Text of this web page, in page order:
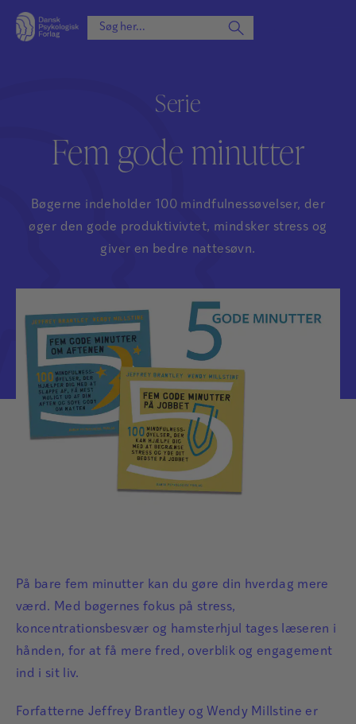
Serie
Fem gode minutter
Bøgerne indeholder 100 mindfulnessøvelser, der
øger den gode produktivivtet, mindsker stress og
giver en bedre nattesøvn.
På bare fem minutter kan du gøre din hverdag mere
værd. Med bøgernes fokus på stress,
koncentrationsbesvær og hamsterhjul tages læseren i
hånden, for at få mere fred, overblik og engagement
ind i sit liv.
Forfatterne Jeffrey Brantley og Wendy Millstine er